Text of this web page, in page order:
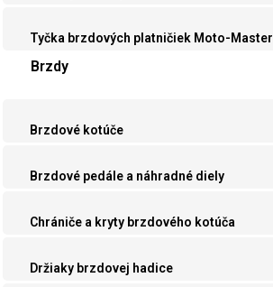
Tyčka brzdových platničiek Moto-Master
Brzdy
Brzdové kotúče
Brzdové pedále a náhradné diely
Chrániče a kryty brzdového kotúča
Držiaky brzdovej hadice